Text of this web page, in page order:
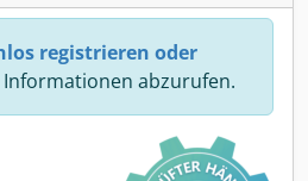
registrieren oder
Informationen abzurufen.